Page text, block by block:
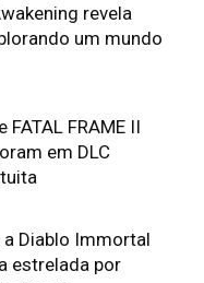
revela
um mundo
FATAL FRAME II
em DLC
a Diablo Immortal
estrelada por